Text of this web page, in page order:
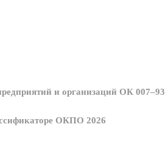
и организаций ОК 007–93
ОКПО 2026